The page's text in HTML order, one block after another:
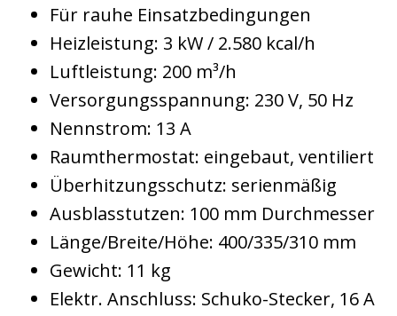
Für rauhe Einsatzbedingungen
Heizleistung: 3 kW / 2.580 kcal/h
Luftleistung: 200 m³/h
Versorgungsspannung: 230 V, 50 Hz
Nennstrom: 13 A
Raumthermostat: eingebaut, ventiliert
Überhitzungsschutz: serienmäßig
Ausblasstutzen: 100 mm Durchmesser
Länge/Breite/Höhe: 400/335/310 mm
Gewicht: 11 kg
Elektr. Anschluss: Schuko-Stecker, 16 A